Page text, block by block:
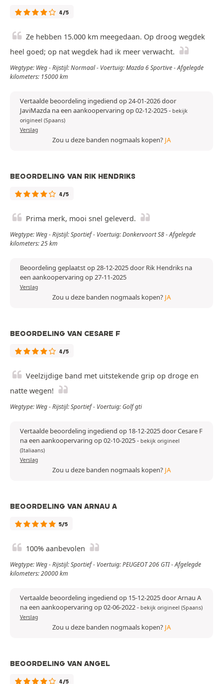
4/5
Ze hebben 15.000 km meegedaan. Op droog wegdek
heel goed; op nat wegdek had ik meer verwacht.
Wegtype: Weg - Rijstijl: Normaal - Voertuig: Mazda 6 Sportive - Afgelegde
kilometers: 15000 km
Vertaalde beoordeling ingediend op 24-01-2026 door
JaviMazda na een aankoopervaring op 02-12-2025- bekijk
origineel (Spaans)
Verslag
Zou u deze banden nogmaals kopen? JA
BEOORDELING VAN RIK HENDRIKS
4/5
Prima merk, mooi snel geleverd.
Wegtype: Weg - Rijstijl: Sportief - Voertuig: Donkervoort S8 - Afgelegde
kilometers: 25 km
Beoordeling geplaatst op 28-12-2025 door Rik Hendriks na
een aankoopervaring op 27-11-2025
Verslag
Zou u deze banden nogmaals kopen? JA
BEOORDELING VAN CESARE F
4/5
Veelzijdige band met uitstekende grip op droge en
natte wegen!
Wegtype: Weg - Rijstijl: Sportief - Voertuig: Golf gti
Vertaalde beoordeling ingediend op 18-12-2025 door Cesare F
na een aankoopervaring op 02-10-2025- bekijk origineel
(Italiaans)
Verslag
Zou u deze banden nogmaals kopen? JA
BEOORDELING VAN ARNAU A
5/5
100% aanbevolen
Wegtype: Weg - Rijstijl: Sportief - Voertuig: PEUGEOT 206 GTI - Afgelegde
kilometers: 20000 km
Vertaalde beoordeling ingediend op 15-12-2025 door Arnau A
na een aankoopervaring op 02-06-2022- bekijk origineel (Spaans)
Verslag
Zou u deze banden nogmaals kopen? JA
BEOORDELING VAN ANGEL
4/5